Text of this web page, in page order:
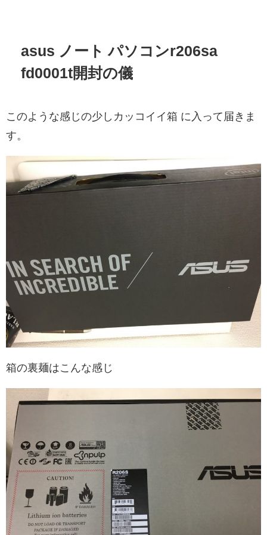
asus ノート パソコンr206sa
fd0001t開封の儀
このような感じの少しカッコイイ箱 に入って届きま
す。
箱の裏麺はこんな感じ